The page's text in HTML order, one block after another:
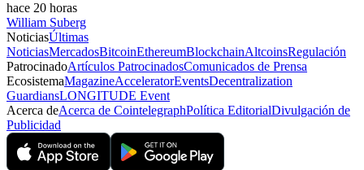
hace 20 horas
William Suberg
NoticiasÚltimas
NoticiasMercadosBitcoinEthereumBlockchainAltcoinsRegulación
PatrocinadoArtículos PatrocinadosComunicados de Prensa
EcosistemaMagazineAcceleratorEventsDecentralization
GuardiansLONGITUDE Event
Acerca deAcerca de CointelegraphPolítica EditorialDivulgación de
Publicidad